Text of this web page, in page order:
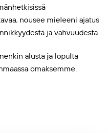
nousee mieleeni ajatus
ja vahvuudesta.
alusta ja lopulta
omaksemme.